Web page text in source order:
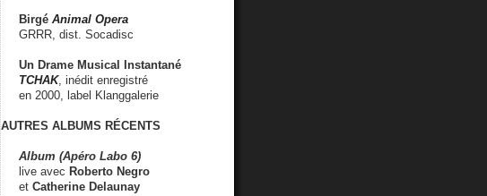
Birgé Animal Opera
GRRR, dist. Socadisc
Un Drame Musical Instantané
TCHAK, inédit enregistré
en 2000, label Klanggalerie
AUTRES ALBUMS RÉCENTS
Album (Apéro Labo 6)
live avec Roberto Negro
et Catherine Delaunay